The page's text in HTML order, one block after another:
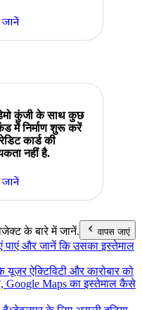
जानें
कुंजी के साथ कुछ
में निर्माण शुरू करें
कार्ड की
नहीं है.
जानें
के बारे में जानें. वापस जाएं
पाएं और जानें कि उसका इस्तेमाल
यूज़र ऐक्टिविटी और कारोबार को
Google Maps का इस्तेमाल कैसे